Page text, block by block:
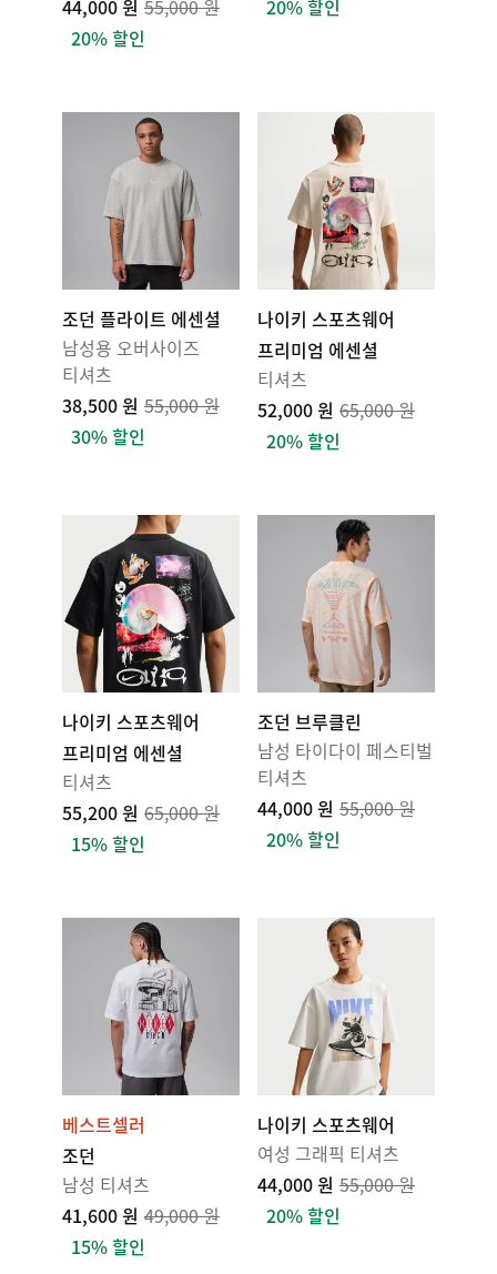
44,000 원 55,000 원
20% 할인
20% 할인
조던 플라이트 에센셜
남성용 오버사이즈
티셔츠
38,500 원 55,000 원
30% 할인
나이키 스포츠웨어
프리미엄 에센셜
티셔츠
52,000 원 65,000 원
20% 할인
나이키 스포츠웨어
프리미엄 에센셜
티셔츠
55,200 원 65,000 원
15% 할인
조던 브루클린
남성 타이다이 페스티벌
티셔츠
44,000 원 55,000 원
20% 할인
베스트셀러
조던
남성 티셔츠
41,600 원 49,000 원
15% 할인
나이키 스포츠웨어
여성 그래픽 티셔츠
44,000 원 55,000 원
20% 할인